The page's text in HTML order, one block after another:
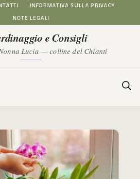
INFORMATIVA SULLA PRIVACY
NOTE LEGALI
e Consigli
Lucia — colline del Chianti